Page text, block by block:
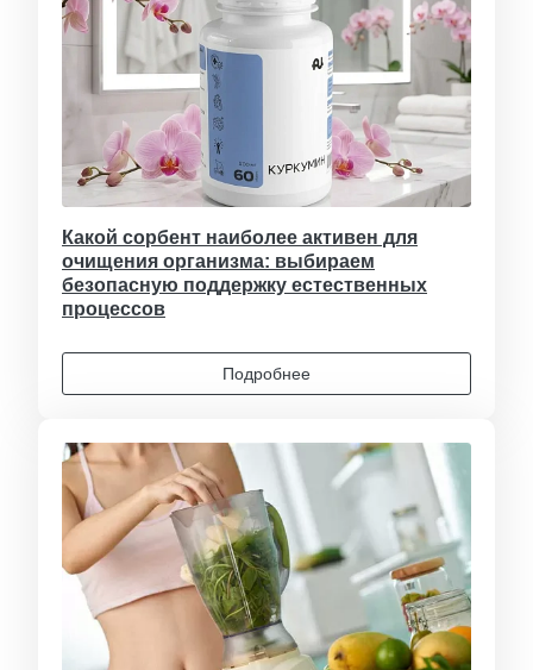
Какой сорбент наиболее активен для
очищения организма: выбираем
безопасную поддержку естественных
процессов
Подробнее